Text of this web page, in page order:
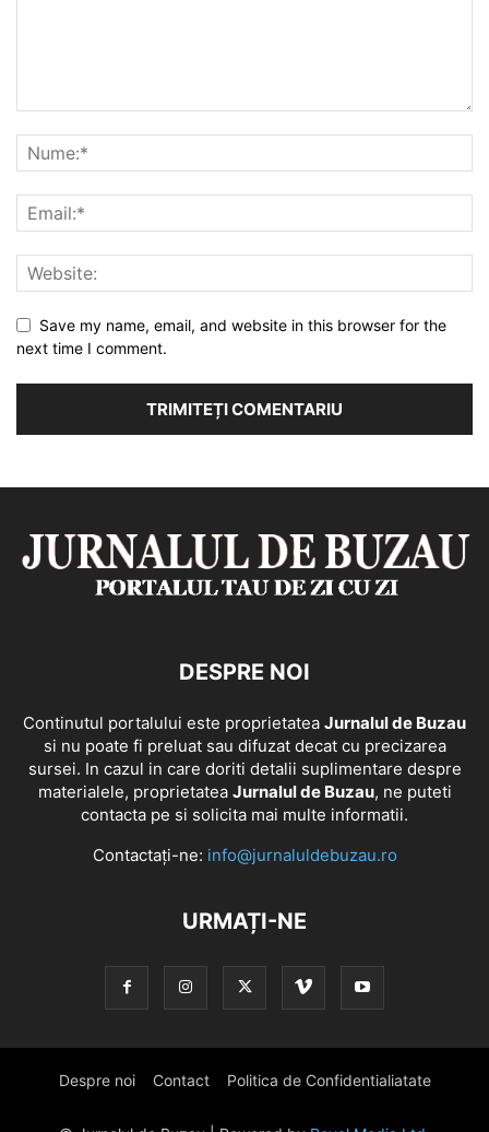
Save my name, email, and website in this browser for the
next time I comment.
DESPRE NOI
Continutul portalului este proprietatea Jurnalul de Buzau
si nu poate fi preluat sau difuzat decat cu precizarea
sursei. In cazul in care doriti detalii suplimentare despre
materialele, proprietatea Jurnalul de Buzau, ne puteti
contacta pe si solicita mai multe informatii.
Contactați-ne: info@jurnaluldebuzau.ro
URMAȚI-NE
Despre noi Contact Politica de Confidentialiatate